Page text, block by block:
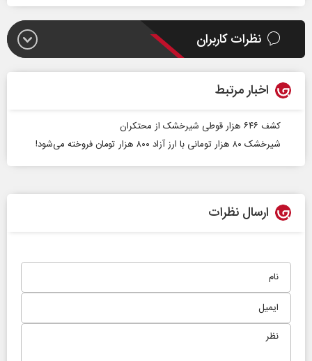
نظرات کاربران
اخبار مرتبط
کشف ۶۴۶ هزار قوطی شیرخشک از محتکران
شیرخشک ۸۰ هزار تومانی با ارز آزاد ۸۰۰ هزار تومان فروخته می‌شود!
ارسال نظرات